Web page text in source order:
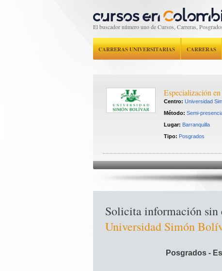
El buscador número uno de Cursos, Carreras,
CARRERAS UNIVERSITARIAS CARRERAS
Especialización
Centro: Universidad
Método: Semi-
Lugar: Barranquilla
Tipo: Posgrados
Solicita información sin
Universidad Simón
Posgrados -